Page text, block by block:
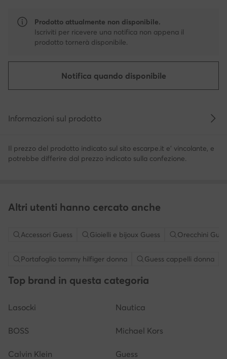
Prodotto attualmente non disponibile.
Iscriviti per ricevere una notifica non appena il
prodotto tornerà disponibile.
Notifica quando disponibile
Informazioni sul prodotto
Il prezzo del prodotto indicato sul sito escarpe.it e' vincolante, e
potrebbe differire dal prezzo indicato sulla confezione.
Altri utenti hanno cercato anche
Accessori Guess Gioielli e bijoux Guess Orecchini
Portafoglio tommy hilfiger donna Guess cappelli donna
Top brand in questa categoria
Lasocki Nautica
BOSS Michael Kors
Calvin Klein Guess